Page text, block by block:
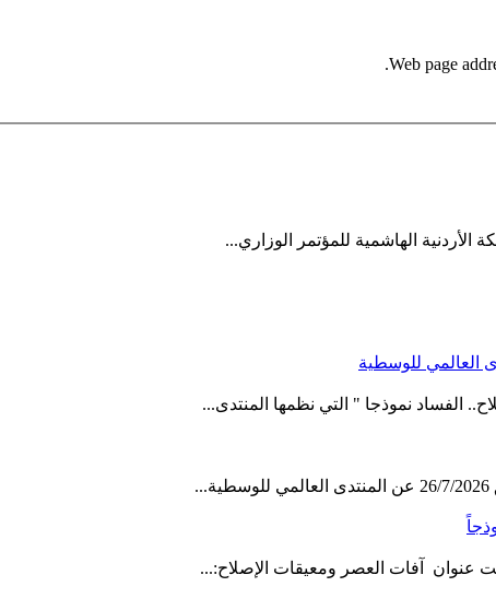
Web page
الهاشمية للمؤتمر الوزاري...
العالمي للوسطية
الفساد نموذجا " التي نظمها المنتدى...
عنوان آفات العصر ومعيقات الإصلاح:...